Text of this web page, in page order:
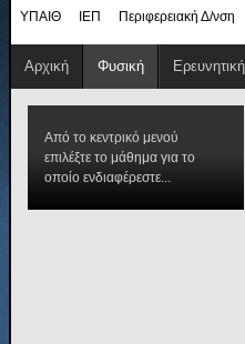
ΥΠΑΙΘ ΙΕΠ Περιφερειακή Δ/νση
Αρχική Φυσική
Από το κεντρικό μενού
επιλέξτε το μάθημα για το
οποίο ενδιαφέρεστε...